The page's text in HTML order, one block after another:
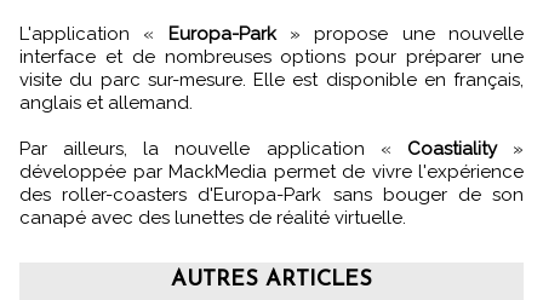
L'application « Europa-Park» propose une nouvelle
interface et de nombreuses options pour préparer une
visite du parc sur-mesure. Elle est disponible en français,
anglais et allemand.
Par ailleurs, la nouvelle application « Coastiality»
développée par MackMedia permet de vivre l'expérience
des roller-coasters d'Europa-Park sans bouger de son
canapé avec des lunettes de réalité virtuelle.
AUTRES ARTICLES